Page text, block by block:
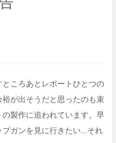
ころあとレポートひとつの
が出そうだと思ったのも束
製作に追われています。早
プガンを見に行きたい…それ